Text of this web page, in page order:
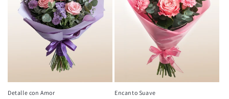
Detalle con Amor Encanto Suave